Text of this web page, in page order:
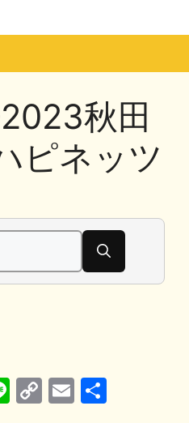
秋田
ピネッツ
Li C
E